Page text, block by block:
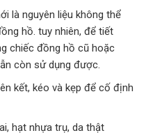
là nguyên liệu không thể
hồ. tuy nhiên, để tiết
chiếc đồng hồ cũ hoặc
còn sử dụng được.
kết, kéo và kẹp để cố định
hạt nhựa trụ, da thật